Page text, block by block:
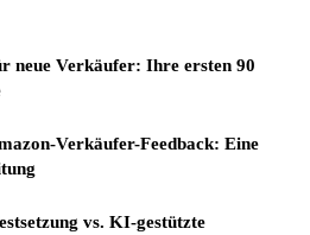
neue Verkäufer: Ihre ersten 90
Verkäufer-Feedback: Eine
vs. KI-gestützte